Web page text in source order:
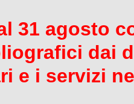
31 agosto
dai
e i servizi